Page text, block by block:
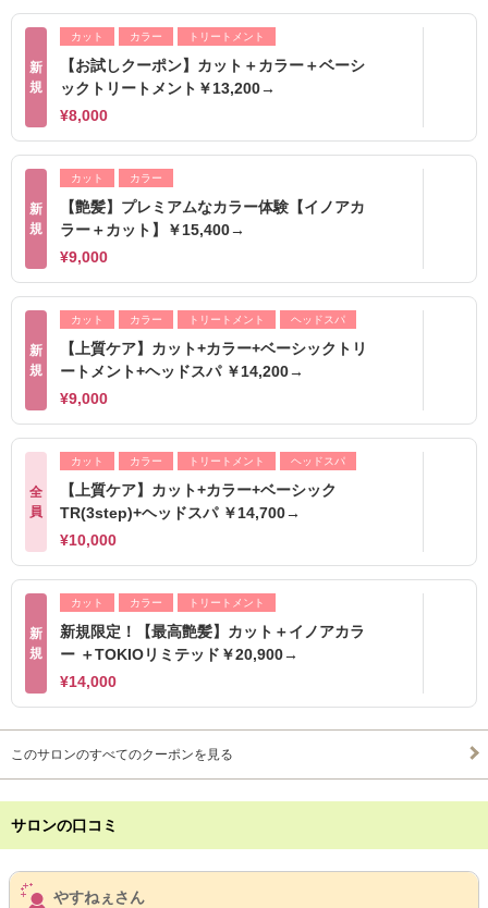
新
規
カット カラー トリートメント
【お試しクーポン】カット＋カラー＋ベーシ
ックトリートメント￥13,200→
¥8,000
新
規
カット カラー
【艶髪】プレミアムなカラー体験【イノアカ
ラー＋カット】￥15,400→
¥9,000
新
規
カット カラー トリートメント ヘッドスパ
【上質ケア】カット+カラー+ベーシックトリ
ートメント+ヘッドスパ ￥14,200→
¥9,000
全
員
カット カラー トリートメント ヘッドスパ
【上質ケア】カット+カラー+ベーシック
TR(3step)+ヘッドスパ ￥14,700→
¥10,000
新
規
カット カラー トリートメント
新規限定！【最高艶髪】カット＋イノアカラ
ー ＋TOKIOリミテッド￥20,900→
¥14,000
このサロンのすべてのクーポンを見る
サロンの口コミ
サロンPick Up
やすねぇさん